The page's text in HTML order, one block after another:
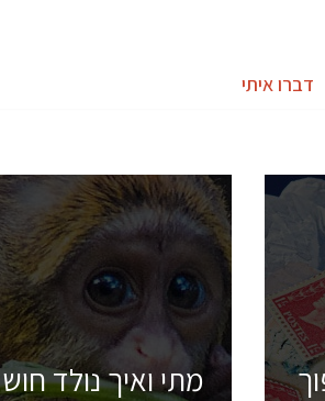
דברו איתי
מתי ואיך נולד חוש